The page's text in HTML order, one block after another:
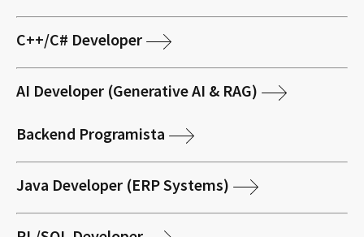
C++/C# Developer
AI Developer (Generative AI & RAG)
Backend Programista
Java Developer (ERP Systems)